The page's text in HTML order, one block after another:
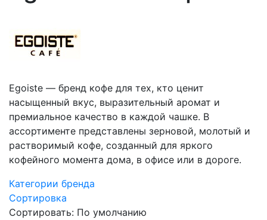
Egoiste — бренд кофе для тех, кто ценит
насыщенный вкус, выразительный аромат и
премиальное качество в каждой чашке. В
ассортименте представлены зерновой, молотый и
растворимый кофе, созданный для яркого
кофейного момента дома, в офисе или в дороге.
Категории бренда
Сортировка
Сортировать: По умолчанию